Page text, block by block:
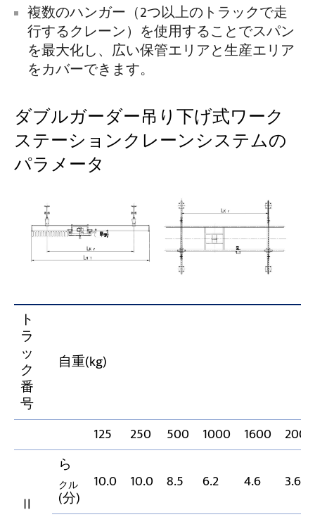
複数のハンガー（2つ以上のトラックで走
行するクレーン）を使用することでスパン
を最大化し、広い保管エリアと生産エリア
をカバーできます。
ダブルガーダー吊り下げ式ワーク
ステーションクレーンシステムの
パラメータ
ト
ラ
ッ
ク
番
号
自重(kg)
125 250 500 1000 1600 2000
Ⅱ
ら
クル
(分)
10.0 10.0 8.5 6.2 4.6 3.65